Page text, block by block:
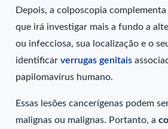
Depois, a colposcopia
que irá investigar mais a fundo a
ou infecciosa, sua localização e o
identificarverrugas genitais
papilomavírus humano.
Essas lesões cancerígenas podem
malignas ou malignas. Portanto, a